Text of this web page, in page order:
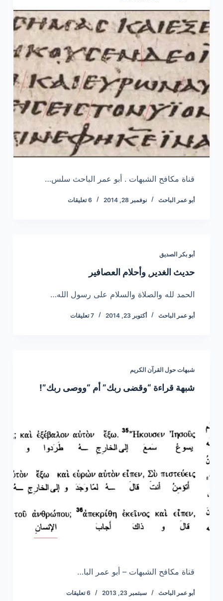
قناة مكافح الشبهات . أبو عمر الباحث سلس…
أبو عمر الباحث نوفمبر 28, 2014 6 تعليقات
أبو بكر الصديق
حديث الغدير, وأحلام العصافير
الحمد لله والصلاة والسلام على رسول الله…
أبو عمر الباحث أكتوبر 23, 2014 7 تعليقات
شبهات حول القرآن الكريم
شبهة قراءة “وقضى ربك” أم “ووصى ربك”!
قناة مكافح الشبهات – أبو عمر البا…
أبو عمر الباحث سبتمبر 23, 2013 6 تعليقات